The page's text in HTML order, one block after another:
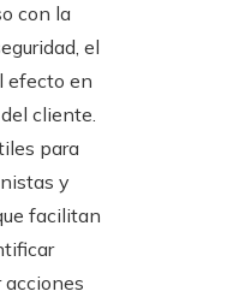
con la
el
efecto en
cliente.
para
y
facilitan